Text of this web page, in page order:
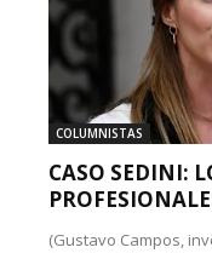
COLUMNISTAS
CASO SEDINI:
(Gustavo Campos,